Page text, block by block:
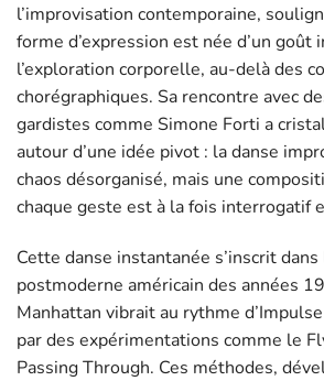
l’improvisation contemporaine,
forme d’expression est née d’un goût
l’exploration corporelle, au-delà des
chorégraphiques. Sa rencontre avec
gardistes comme Simone Forti a
autour d’une idée pivot : la danse
chaos désorganisé, mais une
chaque geste est à la fois interrogatif
Cette danse instantanée s’inscrit
postmoderne américain des années
Manhattan vibrait au rythme
par des expérimentations comme le
Passing Through. Ces méthodes,